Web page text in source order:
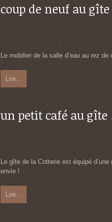
coup de neuf au gîte
Le mobilier de la salle d’eau au rez
Lire...
un petit café au gîte
Le gîte de la Cotterie est équipé
envie !
Lire...